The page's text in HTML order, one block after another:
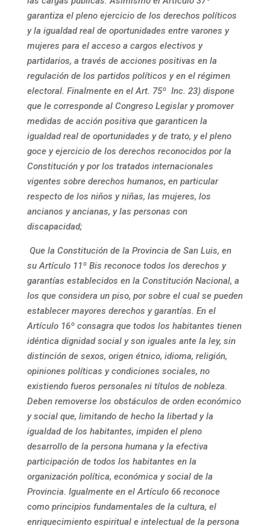
garantiza el pleno ejercicio de los derechos políticos
y la igualdad real de oportunidades entre varones y
mujeres para el acceso a cargos electivos y
partidarios, a través de acciones positivas en la
regulación de los partidos políticos y en el régimen
electoral. Finalmente en el Art. 75º Inc. 23) dispone
que le corresponde al Congreso Legislar y promover
medidas de acción positiva que garanticen la
igualdad real de oportunidades y de trato, y el pleno
goce y ejercicio de los derechos reconocidos por la
Constitución y por los tratados internacionales
vigentes sobre derechos humanos, en particular
respecto de los niños y niñas, las mujeres, los
ancianos y ancianas, y las personas con
discapacidad;
Que la Constitución de la Provincia de San Luis, en
su Artículo 11º Bis reconoce todos los derechos y
garantías establecidos en la Constitución Nacional, a
los que considera un piso, por sobre el cual se pueden
establecer mayores derechos y garantías. En el
Artículo 16º consagra que todos los habitantes tienen
idéntica dignidad social y son iguales ante la ley, sin
distinción de sexos, origen étnico, idioma, religión,
opiniones políticas y condiciones sociales, no
existiendo fueros personales ni títulos de nobleza.
Deben removerse los obstáculos de orden económico
y social que, limitando de hecho la libertad y la
igualdad de los habitantes, impiden el pleno
desarrollo de la persona humana y la efectiva
participación de todos los habitantes en la
organización política, económica y social de la
Provincia. Igualmente en el Artículo 66 reconoce
como principios fundamentales de la cultura, el
enriquecimiento espiritual e intelectual de la persona